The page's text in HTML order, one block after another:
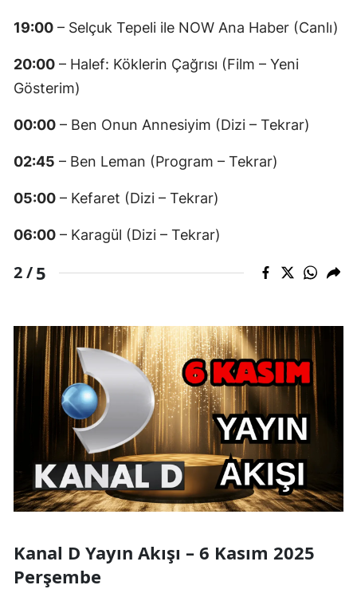
19:00 – Selçuk Tepeli ile NOW Ana Haber (Canlı)
20:00 – Halef: Köklerin Çağrısı (Film – Yeni
Gösterim)
00:00 – Ben Onun Annesiyim (Dizi – Tekrar)
02:45 – Ben Leman (Program – Tekrar)
05:00 – Kefaret (Dizi – Tekrar)
06:00 – Karagül (Dizi – Tekrar)
2 /5
Kanal D Yayın Akışı – 6 Kasım 2025
Perşembe